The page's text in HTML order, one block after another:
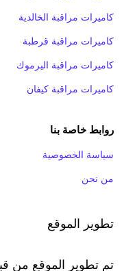
كاميرات مراقبة الخالدية
كاميرات مراقبة قرطبة
كاميرات مراقبة اليرموك
كاميرات مراقبة كيفان
روابط خاصة بنا
سياسة الخصوصية
من نحن
تطوير الموقع
تم تطوير الموقع من